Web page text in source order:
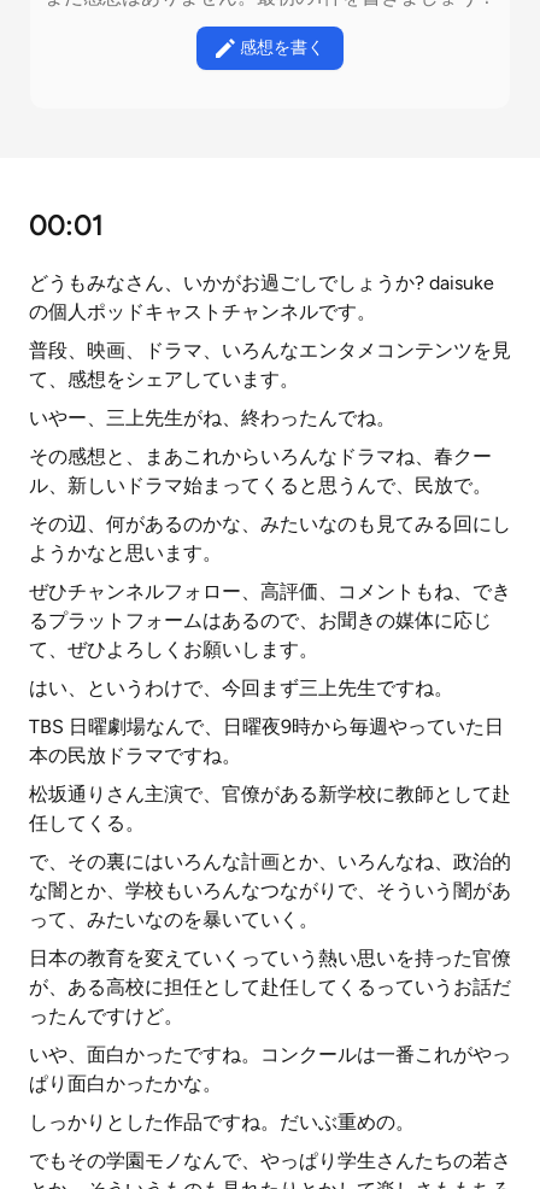
感想を書く
00:01
どうもみなさん、いかがお過ごしでしょうか? daisuke
の個人ポッドキャストチャンネルです。
普段、映画、ドラマ、いろんなエンタメコンテンツを見
て、感想をシェアしています。
いやー、三上先生がね、終わったんでね。
その感想と、まあこれからいろんなドラマね、春クー
ル、新しいドラマ始まってくると思うんで、民放で。
その辺、何があるのかな、みたいなのも見てみる回にし
ようかなと思います。
ぜひチャンネルフォロー、高評価、コメントもね、でき
るプラットフォームはあるので、お聞きの媒体に応じ
て、ぜひよろしくお願いします。
はい、というわけで、今回まず三上先生ですね。
TBS 日曜劇場なんで、日曜夜9時から毎週やっていた日
本の民放ドラマですね。
松坂通りさん主演で、官僚がある新学校に教師として赴
任してくる。
で、その裏にはいろんな計画とか、いろんなね、政治的
な闇とか、学校もいろんなつながりで、そういう闇があ
って、みたいなのを暴いていく。
日本の教育を変えていくっていう熱い思いを持った官僚
が、ある高校に担任として赴任してくるっていうお話だ
ったんですけど。
いや、面白かったですね。コンクールは一番これがやっ
ぱり面白かったかな。
しっかりとした作品ですね。だいぶ重めの。
でもその学園モノなんで、やっぱり学生さんたちの若さ